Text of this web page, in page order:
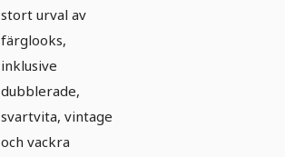
stort urval av
färglooks,
inklusive
dubblerade,
svartvita, vintage
och vackra